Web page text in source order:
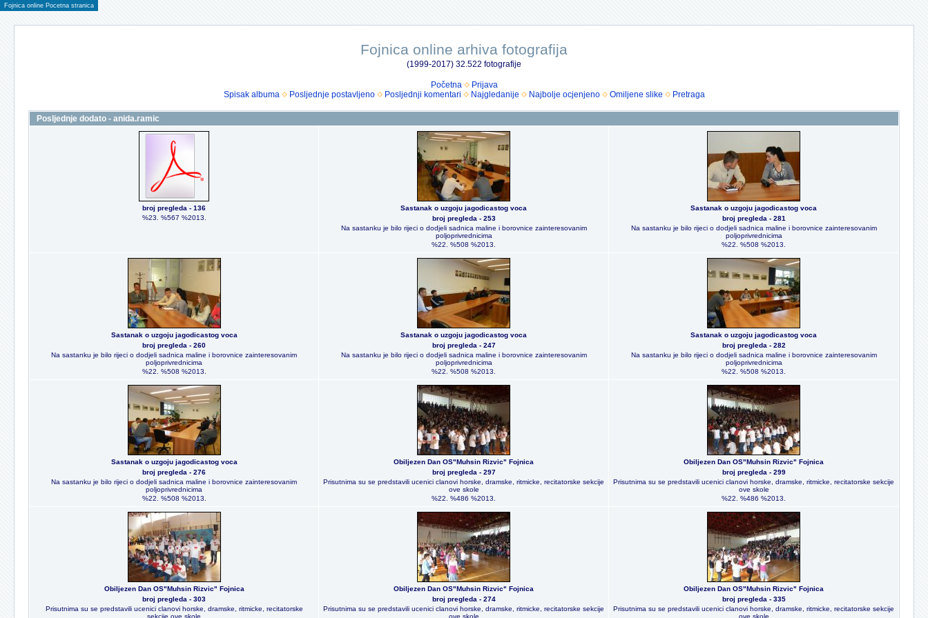
Fojnica online Pocetna stranica
Fojnica online arhiva fotografija
(1999-2017) 32.522 fotografije
Početna
Prijava
Spisak albuma
Posljednje postavljeno Posljednji komentari Najgledanije Najbolje ocjenjeno Omiljene slike Pretraga
Posljednje dodato - anida.ramic
broj pregleda - 136
%23. %567 %2013.
Sastanak o uzgoju jagodicastog voca
broj pregleda - 253
Na sastanku je bilo rijeci o dodjeli sadnica maline i borovnice zainteresovanim
poljoprivrednicima
%22. %508 %2013.
Sastanak o uzgoju jagodicastog voca
broj pregleda - 281
Na sastanku je bilo rijeci o dodjeli sadnica maline i borovnice zainteresovanim
poljoprivrednicima
%22. %508 %2013.
Sastanak o uzgoju jagodicastog voca
broj pregleda - 260
Na sastanku je bilo rijeci o dodjeli sadnica maline i borovnice zainteresovanim
poljoprivrednicima
%22. %508 %2013.
Sastanak o uzgoju jagodicastog voca
broj pregleda - 247
Na sastanku je bilo rijeci o dodjeli sadnica maline i borovnice zainteresovanim
poljoprivrednicima
%22. %508 %2013.
Sastanak o uzgoju jagodicastog voca
broj pregleda - 282
Na sastanku je bilo rijeci o dodjeli sadnica maline i borovnice zainteresovanim
poljoprivrednicima
%22. %508 %2013.
Sastanak o uzgoju jagodicastog voca
broj pregleda - 276
Na sastanku je bilo rijeci o dodjeli sadnica maline i borovnice zainteresovanim
poljoprivrednicima
%22. %508 %2013.
Obiljezen Dan OS"Muhsin Rizvic" Fojnica
broj pregleda - 297
Prisutnima su se predstavili ucenici clanovi horske, dramske, ritmicke, recitatorske sekcije
ove skole
%22. %486 %2013.
Obiljezen Dan OS"Muhsin Rizvic" Fojnica
broj pregleda - 299
Prisutnima su se predstavili ucenici clanovi horske, dramske, ritmicke, recitatorske sekcije
ove skole
%22. %486 %2013.
Obiljezen Dan OS"Muhsin Rizvic" Fojnica
broj pregleda - 303
Prisutnima su se predstavili ucenici clanovi horske, dramske, ritmicke, recitatorske
sekcije ove skole
Obiljezen Dan OS"Muhsin Rizvic" Fojnica
broj pregleda - 274
Prisutnima su se predstavili ucenici clanovi horske, dramske, ritmicke, recitatorske sekcije
ove skole
Obiljezen Dan OS"Muhsin Rizvic" Fojnica
broj pregleda - 335
Prisutnima su se predstavili ucenici clanovi horske, dramske, ritmicke, recitatorske sekcije
ove skole